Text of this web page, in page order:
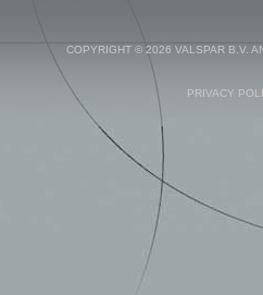
COPYRIGHT © 2026 VALSPAR B.V.
PRIVACY